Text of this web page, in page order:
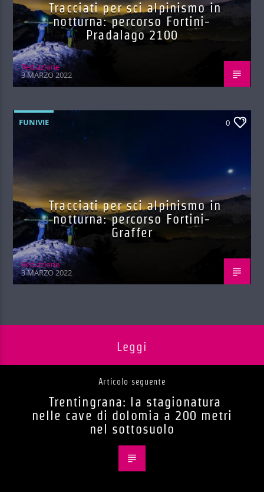
Tracciati per sci alpinismo in
notturna: percorso Fortini-
Pradalago 2100
Red.azione
3 MARZO 2022
FUNIVIE 0
Tracciati per sci alpinismo in
notturna: percorso Fortini-
Graffer
Red.azione
3 MARZO 2022
Leggi
Articolo seguente
Trentingrana: la stagionatura
nelle cave di dolomia a 200 metri
nel sottosuolo